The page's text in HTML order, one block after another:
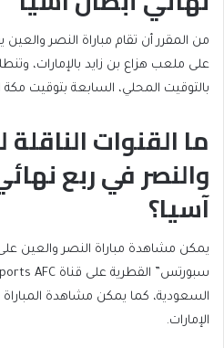
من المقرر أن تقام مباراة النصر والعين
على ملعب هزاع بن زايد بالإمارات،
بالتوقيت المحلي، السابعة بتوقيت مكة
ما القنوات الناقلة
والنصر في ربع
آسيا؟
يمكن مشاهدة مباراة النصر والعين
السعودية، كما يمكن مشاهدة
الإمارات.